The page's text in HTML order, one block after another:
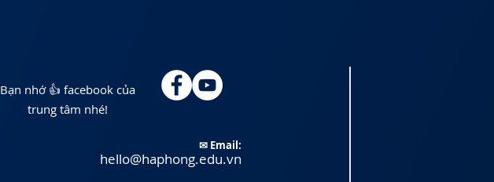
Bạn nhớ 👍 facebook của
trung tâm nhé!
✉ Email:
hello@haphong.edu.vn